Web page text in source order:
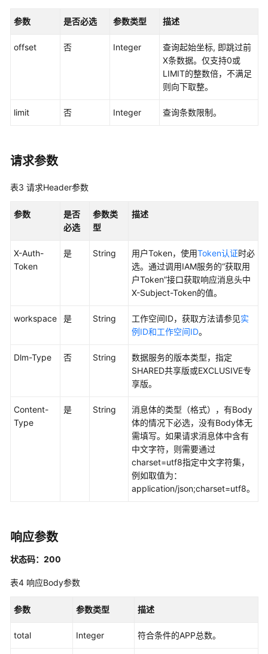
践
API
概
调
用
据
API
理
中
参数 是否必选 参数类型 描述
offset 否 Integer
查询起始坐标, 即跳过前
X条数据。仅支持0或
LIMIT的整数倍，不满足
则向下取整。
limit 否 Integer 查询条数限制。
请求参数
表3 请求Header参数
参数
是否
必选
参数类
型
描述
X-Auth-
Token
是 String 用户Token，使用Token认证时必
选。通过调用IAM服务的“获取用
户Token”接口获取响应消息头中
X-Subject-Token的值。
workspace 是 String 工作空间ID，获取方法请参见实
例ID和工作空间ID。
Dlm-Type 否 String
数据服务的版本类型，指定
SHARED共享版或EXCLUSIVE专
享版。
Content-
Type
是 String
消息体的类型（格式），有Body
体的情况下必选，没有Body体无
需填写。如果请求消息体中含有
中文字符，则需要通过
charset=utf8指定中文字符集，
例如取值为：
application/json;charset=utf8。
响应参数
状态码：200
表4 响应Body参数
参数 参数类型 描述
total Integer 符合条件的APP总数。